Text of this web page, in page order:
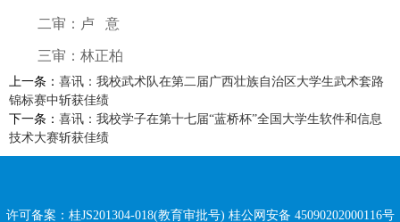
二审：卢 意
三审：林正柏
上一条： 喜讯：我校武术队在第二届广西壮族自治区大学生武术套路
锦标赛中斩获佳绩
下一条： 喜讯：我校学子在第十七届“蓝桥杯”全国大学生软件和信息
技术大赛斩获佳绩
许可备案：桂JS201304-018(教育审批号) 桂公网安备 45090202000116号